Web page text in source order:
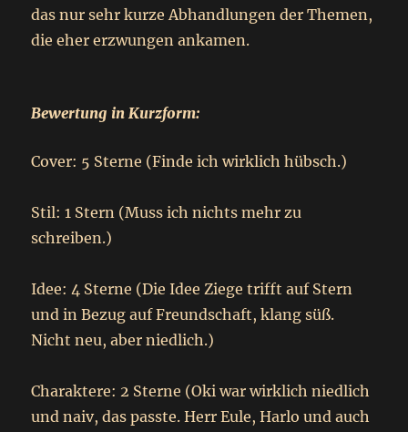
das nur sehr kurze Abhandlungen der Themen,
die eher erzwungen ankamen.
Bewertung in Kurzform:
Cover: 5 Sterne (Finde ich wirklich hübsch.)
Stil: 1 Stern (Muss ich nichts mehr zu
schreiben.)
Idee: 4 Sterne (Die Idee Ziege trifft auf Stern
und in Bezug auf Freundschaft, klang süß.
Nicht neu, aber niedlich.)
Charaktere: 2 Sterne (Oki war wirklich niedlich
und naiv, das passte. Herr Eule, Harlo und auch